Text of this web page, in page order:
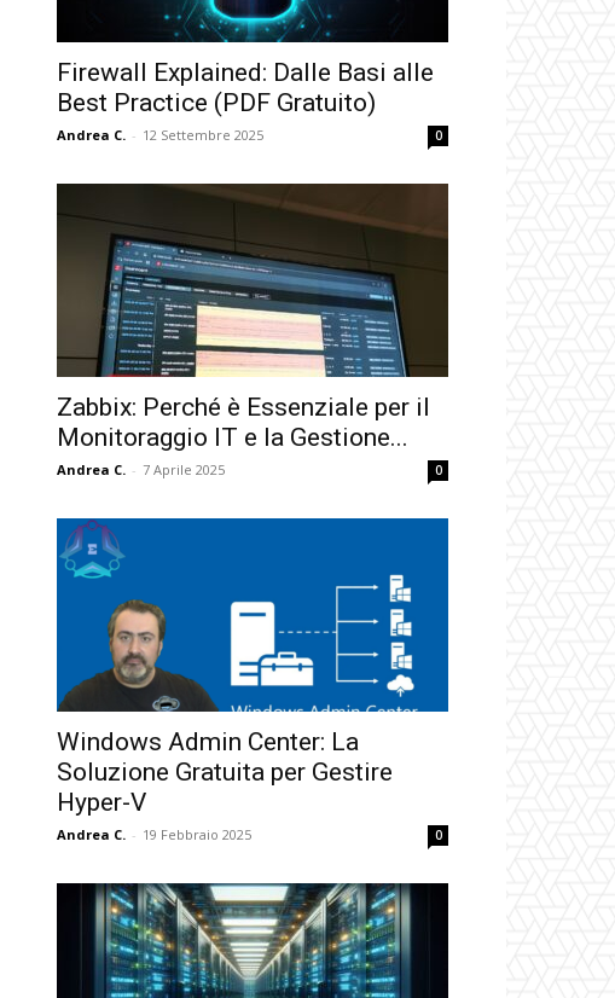
Firewall Explained: Dalle Basi alle
Best Practice (PDF Gratuito)
Andrea C. - 12 Settembre 2025 0
Zabbix: Perché è Essenziale per il
Monitoraggio IT e la Gestione...
Andrea C. - 7 Aprile 2025 0
Windows Admin Center: La
Soluzione Gratuita per Gestire
Hyper-V
Andrea C. - 19 Febbraio 2025 0